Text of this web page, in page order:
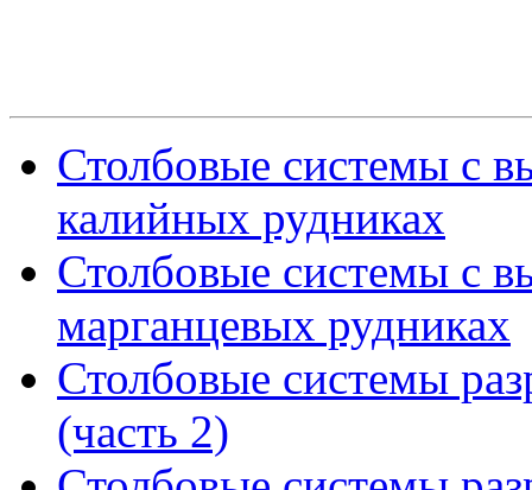
Столбовые системы с
калийных рудниках
Столбовые системы с
марганцевых рудниках
Столбовые системы
(часть 2)